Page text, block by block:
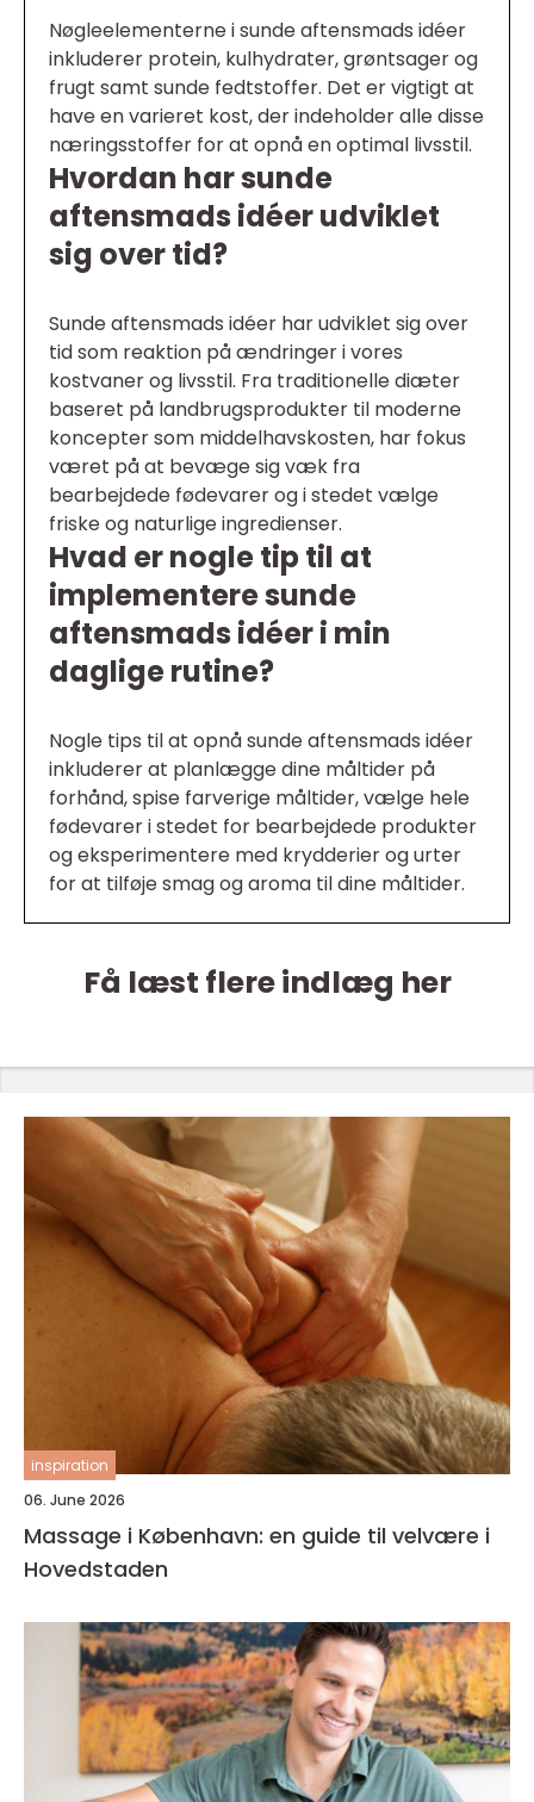
Nøgleelementerne i sunde aftensmads idéer
inkluderer protein, kulhydrater, grøntsager og
frugt samt sunde fedtstoffer. Det er vigtigt at
have en varieret kost, der indeholder alle disse
næringsstoffer for at opnå en optimal livsstil.
Hvordan har sunde
aftensmads idéer udviklet
sig over tid?
Sunde aftensmads idéer har udviklet sig over
tid som reaktion på ændringer i vores
kostvaner og livsstil. Fra traditionelle diæter
baseret på landbrugsprodukter til moderne
koncepter som middelhavskosten, har fokus
været på at bevæge sig væk fra
bearbejdede fødevarer og i stedet vælge
friske og naturlige ingredienser.
Hvad er nogle tip til at
implementere sunde
aftensmads idéer i min
daglige rutine?
Nogle tips til at opnå sunde aftensmads idéer
inkluderer at planlægge dine måltider på
forhånd, spise farverige måltider, vælge hele
fødevarer i stedet for bearbejdede produkter
og eksperimentere med krydderier og urter
for at tilføje smag og aroma til dine måltider.
Få læst flere indlæg her
inspiration
06. June 2026
Massage i København: en guide til velvære i
Hovedstaden